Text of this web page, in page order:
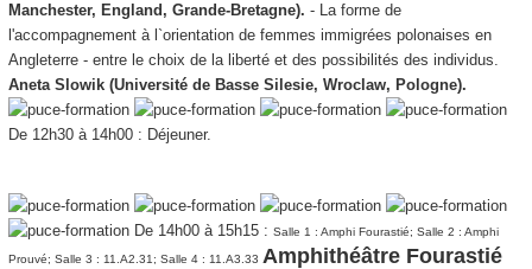
Manchester, England, Grande-Bretagne). - La forme de
l'accompagnement à l`orientation de femmes immigrées polonaises en
Angleterre - entre le choix de la liberté et des possibilités des individus.
Aneta Slowik (Université de Basse Silesie, Wroclaw, Pologne).
De 12h30 à 14h00 : Déjeuner.
De 14h00 à 15h15 : Salle 1 : Amphi Fourastié; Salle 2 : Amphi
Prouvé; Salle 3 : 11.A2.31; Salle 4 : 11.A3.33 Amphithéâtre Fourastié